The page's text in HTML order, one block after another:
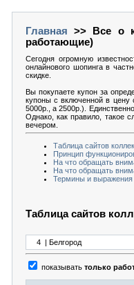
Главная >> Все о
работающие)
Сегодня огромную
онлайнового шопинга в
скидке.
Вы покупаете купон за
купоны с включенной в
5000р., а 2500р.).
Однако, как правило, такое
вечером.
Таблица сайтов
Принцип
На что обращать
На что обращать
Термины и выражения
Таблица сайтов
показывать только